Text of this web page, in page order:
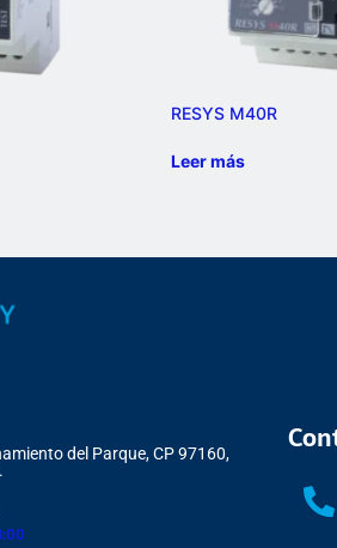
RESYS M40R
Leer más
del Parque, CP 97160,